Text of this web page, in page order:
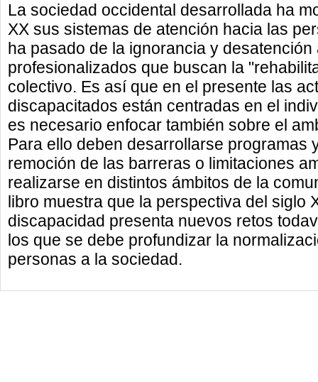
La sociedad occidental desarrollada ha
XX sus sistemas de atención hacia las
ha pasado de la ignorancia y
profesionalizados que buscan la
colectivo. Es así que en el presente las
discapacitados están centradas en el
es necesario enfocar también sobre el
Para ello deben desarrollarse programas
remoción de las barreras o limitaciones
realizarse en distintos ámbitos de la
libro muestra que la perspectiva del siglo
discapacidad presenta nuevos retos
los que se debe profundizar la
personas a la sociedad.